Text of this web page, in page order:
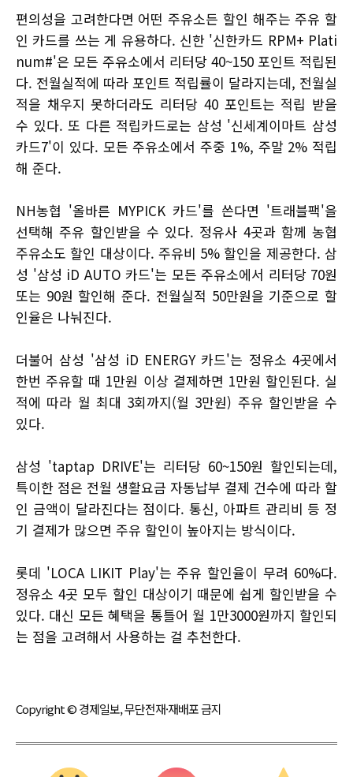
편의성을 고려한다면 어떤 주유소든 할인 해주는 주유 할
인 카드를 쓰는 게 유용하다. 신한 '신한카드 RPM+ Plati
num#'은 모든 주유소에서 리터당 40~150 포인트 적립된
다. 전월실적에 따라 포인트 적립률이 달라지는데, 전월실
적을 채우지 못하더라도 리터당 40 포인트는 적립 받을
수 있다. 또 다른 적립카드로는 삼성 '신세계이마트 삼성
카드7'이 있다. 모든 주유소에서 주중 1%, 주말 2% 적립
해 준다.
NH농협 '올바른 MYPICK 카드'를 쓴다면 '트래블팩'을
선택해 주유 할인받을 수 있다. 정유사 4곳과 함께 농협
주유소도 할인 대상이다. 주유비 5% 할인을 제공한다. 삼
성 '삼성 iD AUTO 카드'는 모든 주유소에서 리터당 70원
또는 90원 할인해 준다. 전월실적 50만원을 기준으로 할
인율은 나눠진다.
더불어 삼성 '삼성 iD ENERGY 카드'는 정유소 4곳에서
한번 주유할 때 1만원 이상 결제하면 1만원 할인된다. 실
적에 따라 월 최대 3회까지(월 3만원) 주유 할인받을 수
있다.
삼성 'taptap DRIVE'는 리터당 60~150원 할인되는데,
특이한 점은 전월 생활요금 자동납부 결제 건수에 따라 할
인 금액이 달라진다는 점이다. 통신, 아파트 관리비 등 정
기 결제가 많으면 주유 할인이 높아지는 방식이다.
롯데 'LOCA LIKIT Play'는 주유 할인율이 무려 60%다.
정유소 4곳 모두 할인 대상이기 때문에 쉽게 할인받을 수
있다. 대신 모든 혜택을 통틀어 월 1만3000원까지 할인되
는 점을 고려해서 사용하는 걸 추천한다.
Copyright © 경제일보, 무단전재·재배포 금지